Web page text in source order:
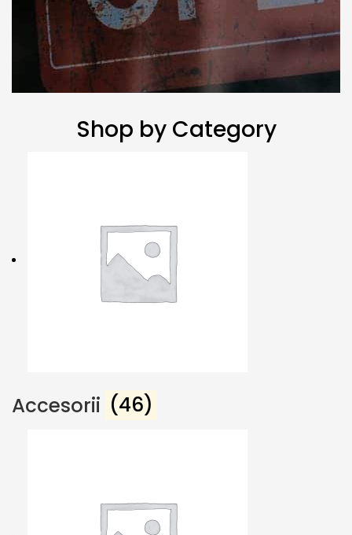
Shop by Category
Accesorii (46)